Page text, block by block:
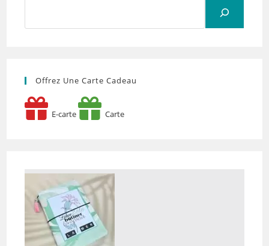
Offrez Une Carte Cadeau
E-carte Carte